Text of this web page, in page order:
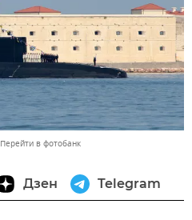
Перейти в фотобанк
Дзен Telegram